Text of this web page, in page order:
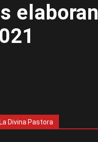
elaboran
La Divina Pastora